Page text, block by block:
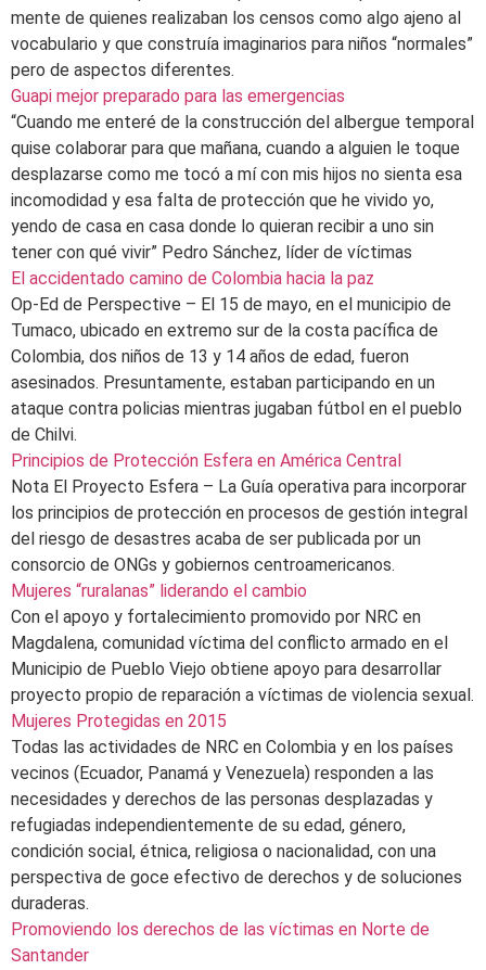
mente de quienes realizaban los censos como algo ajeno al
vocabulario y que construía imaginarios para niños “normales”
pero de aspectos diferentes.
Guapi mejor preparado para las emergencias
“Cuando me enteré de la construcción del albergue temporal
quise colaborar para que mañana, cuando a alguien le toque
desplazarse como me tocó a mí con mis hijos no sienta esa
incomodidad y esa falta de protección que he vivido yo,
yendo de casa en casa donde lo quieran recibir a uno sin
tener con qué vivir” Pedro Sánchez, líder de víctimas
El accidentado camino de Colombia hacia la paz
Op-Ed de Perspective – El 15 de mayo, en el municipio de
Tumaco, ubicado en extremo sur de la costa pacífica de
Colombia, dos niños de 13 y 14 años de edad, fueron
asesinados. Presuntamente, estaban participando en un
ataque contra policias mientras jugaban fútbol en el pueblo
de Chilvi.
Principios de Protección Esfera en América Central
Nota El Proyecto Esfera – La Guía operativa para incorporar
los principios de protección en procesos de gestión integral
del riesgo de desastres acaba de ser publicada por un
consorcio de ONGs y gobiernos centroamericanos.
Mujeres “ruralanas” liderando el cambio
Con el apoyo y fortalecimiento promovido por NRC en
Magdalena, comunidad víctima del conflicto armado en el
Municipio de Pueblo Viejo obtiene apoyo para desarrollar
proyecto propio de reparación a víctimas de violencia sexual.
Mujeres Protegidas en 2015
Todas las actividades de NRC en Colombia y en los países
vecinos (Ecuador, Panamá y Venezuela) responden a las
necesidades y derechos de las personas desplazadas y
refugiadas independientemente de su edad, género,
condición social, étnica, religiosa o nacionalidad, con una
perspectiva de goce efectivo de derechos y de soluciones
duraderas.
Promoviendo los derechos de las víctimas en Norte de
Santander